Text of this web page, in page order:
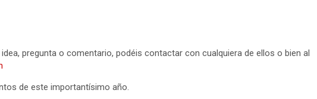
pregunta o comentario, podéis contactar con cualquiera de ellos o bien al
de este importantísimo año.